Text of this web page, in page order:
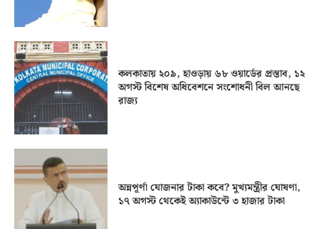
কলকাতায় ২০৯, হাওড়ায় ৬৮ ওয়ার্ডের প্রস্তাব, ১২
অগস্ট বিশেষ অধিবেশনে সংশোধনী বিল আনছে
রাজ্য
অন্নপূর্ণা যোজনার টাকা কবে? মুখ্যমন্ত্রীর ঘোষণা,
১৭ অগস্ট থেকেই অ্যাকাউন্টে ৩ হাজার টাকা